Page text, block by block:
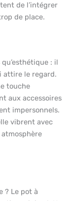
de l’intégrer
de place.
: il
attire le regard.
touche
aux accessoires
impersonnels.
vibrent avec
? Le pot à